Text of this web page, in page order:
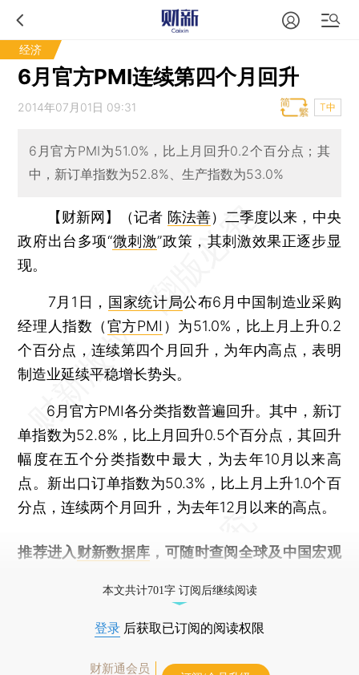
经济
6月官方PMI连续第四个月回升
2014年07月01日 09:31 T中
6月官方PMI为51.0%，比上月回升0.2个百分点；其
中，新订单指数为52.8%、生产指数为53.0%
【财新网】（记者 陈法善） 二季度以来，中央
政府出台多项“微刺激”政策，其刺激效果正逐步显
现。
7月1日， 国家统计局公布6月中国制造业采购
经理人指数（官方PMI ）为51.0%，比上月上升0.2
个百分点，连续第四个月回升，为年内高点，表明
制造业延续平稳增长势头。
6月官方PMI各分类指数普遍回升。其中，新订
单指数为52.8%，比上月回升0.5个百分点，其回升
幅度在五个分类指数中最大，为去年10月以来高
点。新出口订单指数为50.3%，比上月上升1.0个百
分点，连续两个月回升，为去年12月以来的高点。
推荐进入 财新数据库 ，可随时查阅全球及中国宏观
本文共计701字 订阅后继续阅读
登录 后获取已订阅的阅读权限
财新通会员